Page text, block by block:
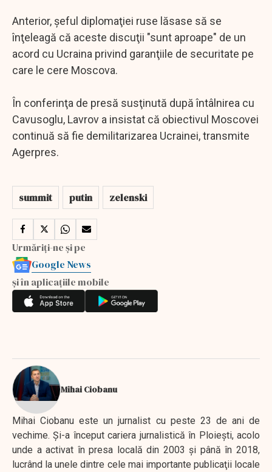
Anterior, şeful diplomaţiei ruse lăsase să se
înţeleagă că aceste discuţii "sunt aproape" de un
acord cu Ucraina privind garanţiile de securitate pe
care le cere Moscova.
În conferinţa de presă susţinută după întâlnirea cu
Cavusoglu, Lavrov a insistat că obiectivul Moscovei
continuă să fie demilitarizarea Ucrainei, transmite
Agerpres.
summit putin zelenski
Urmăriți-ne și pe
Google News
și în aplicațiile mobile
Mihai Ciobanu
Mihai Ciobanu este un jurnalist cu peste 23 de ani de
vechime. Şi-a început cariera jurnalistică în Ploieşti, acolo
unde a activat în presa locală din 2003 şi până în 2018,
lucrând la unele dintre cele mai importante publicaţii locale